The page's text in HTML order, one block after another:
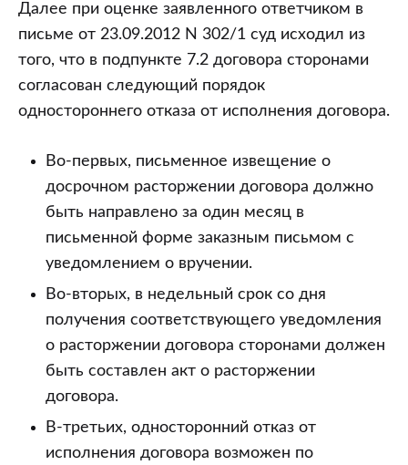
Далее при оценке заявленного ответчиком в
письме от 23.09.2012 N 302/1 суд исходил из
того, что в подпункте 7.2 договора сторонами
согласован следующий порядок
одностороннего отказа от исполнения договора.
Во-первых, письменное извещение о
досрочном расторжении договора должно
быть направлено за один месяц в
письменной форме заказным письмом с
уведомлением о вручении.
Во-вторых, в недельный срок со дня
получения соответствующего уведомления
о расторжении договора сторонами должен
быть составлен акт о расторжении
договора.
В-третьих, односторонний отказ от
исполнения договора возможен по